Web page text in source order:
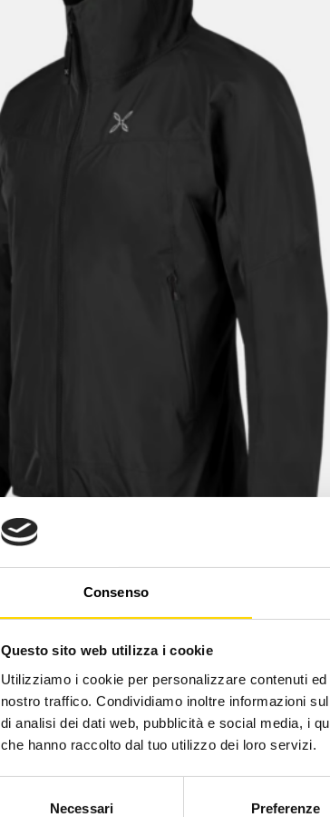
Consenso
Questo sito web utilizza i cookie
Utilizziamo i cookie per personalizzare contenuti
nostro traffico. Condividiamo inoltre informazioni
di analisi dei dati web, pubblicità e social media, i
che hanno raccolto dal tuo utilizzo dei loro servizi.
Necessari Preferenze